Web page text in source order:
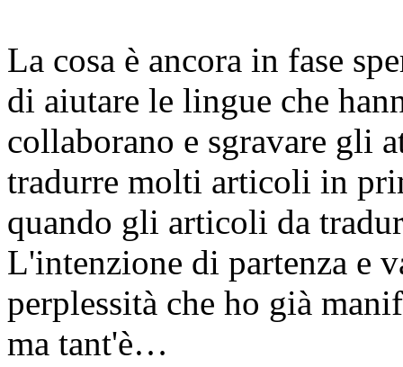
La cosa è ancora in fase
di aiutare le lingue che
collaborano e sgravare gli
tradurre molti articoli in
quando gli articoli da
L'intenzione di partenza e
perplessità che ho già
ma tant'è…